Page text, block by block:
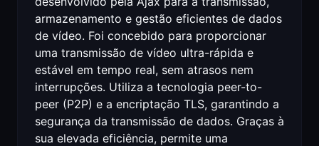
armazenamento e gestão eficientes de dados
de vídeo. Foi concebido para proporcionar
uma transmissão de vídeo ultra-rápida e
estável em tempo real, sem atrasos nem
interrupções. Utiliza a tecnologia peer-to-
peer (P2P) e a encriptação TLS, garantindo a
segurança da transmissão de dados. Graças à
sua elevada eficiência, permite uma